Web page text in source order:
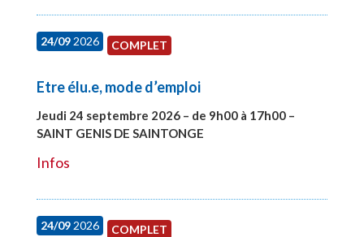
24/092026 COMPLET
Etre élu.e, mode d’emploi
Jeudi 24 septembre 2026 – de 9h00 à 17h00 –
SAINT GENIS DE SAINTONGE
Infos
24/092026 COMPLET